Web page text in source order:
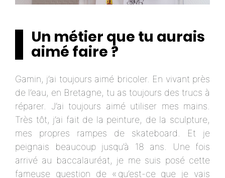
Un métier que tu aurais
aimé faire ?
Gamin, j’ai toujours aimé bricoler. En vivant près
de l’eau, en Bretagne, tu as toujours des trucs à
réparer. J’ai toujours aimé utiliser mes mains.
Très tôt, j’ai fait de la peinture, de la sculpture,
mes propres rampes de skateboard. Et je
peignais beaucoup jusqu’à 18 ans. Une fois
arrivé au baccalauréat, je me suis posé cette
fameuse question de « qu’est-ce que je vais